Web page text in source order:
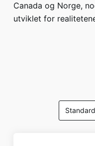
Canada og Norge,
utviklet for